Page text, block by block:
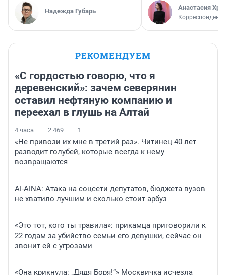
Надежда Губарь Анастасия
Корреспондент
РЕКОМЕНДУЕМ
«С гордостью говорю, что я
деревенский»: зачем северянин
оставил нефтяную компанию и
переехал в глушь на Алтай
4 часа 2 469 1
«Не привози их мне в третий раз». Читинец 40 лет
разводит голубей, которые всегда к нему
возвращаются
AI-AINA: Атака на соцсети депутатов, бюджета вузов
не хватило лучшим и сколько стоит арбуз
«Это тот, кого ты травила»: прикамца приговорили к
22 годам за убийство семьи его девушки, сейчас он
звонит ей с угрозами
«Она крикнула: „Дядя Боря!“» Москвичка исчезла